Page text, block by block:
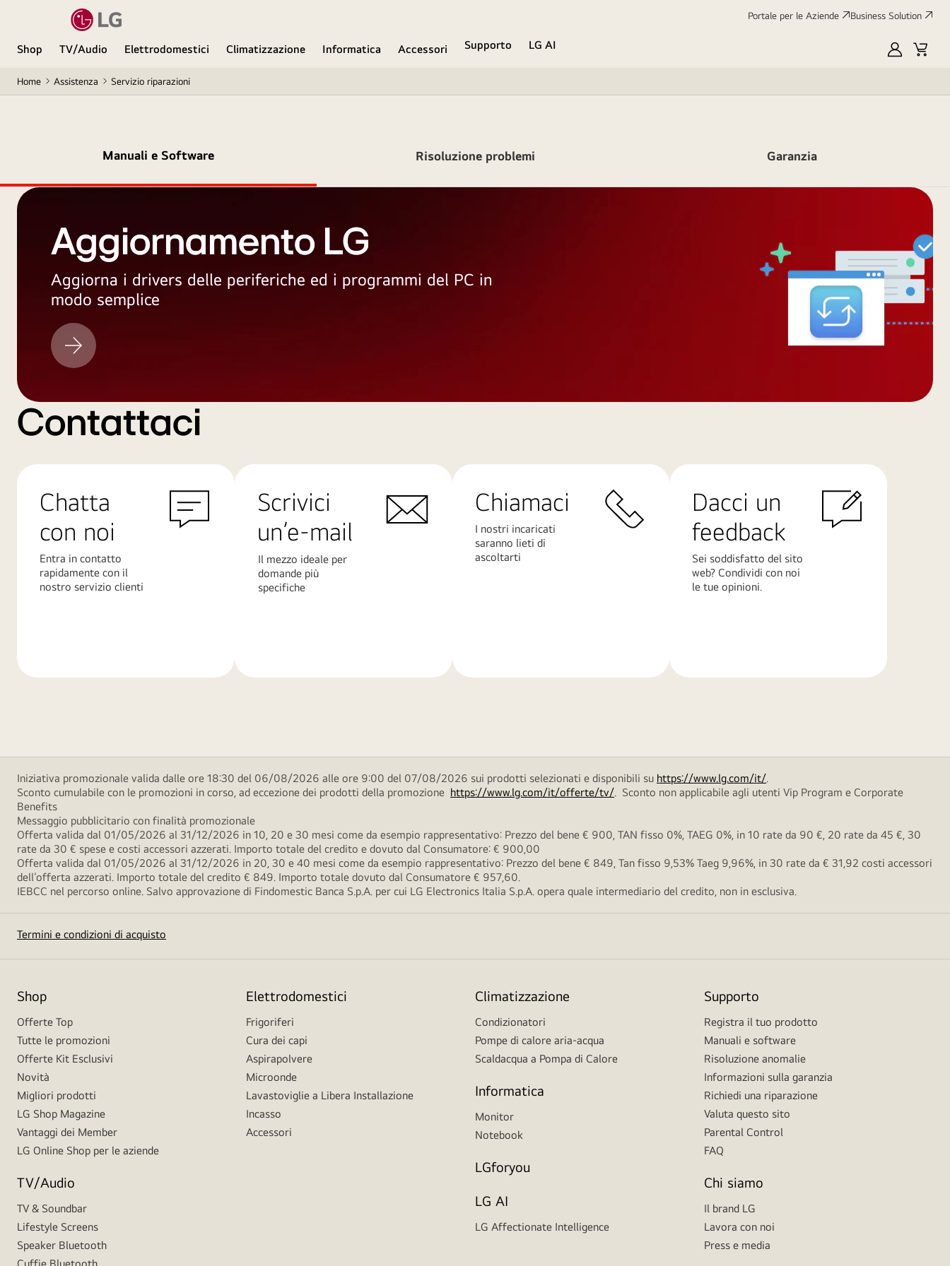
Portale per le Aziende Business Solution
Shop TV/Audio Elettrodomestici Climatizzazione Informatica Accessori Supporto
LG AI
My
Cart
Home Assistenza Servizio riparazioni
Manuali e Software Risoluzione problemi Garanzia
Aggiornamento LG
Aggiorna i drivers delle periferiche ed i programmi del PC in
modo semplice
Aggiornamento
LG
Contattaci
Chatta
con noi
Entra in contatto
rapidamente con il
nostro servizio clienti
Scrivici
un’e-mail
Il mezzo ideale per
domande più
specifiche
Chiamaci
I nostri incaricati
saranno lieti di
ascoltarti
Dacci un
feedback
Sei soddisfatto del sito
web? Condividi con noi
le tue opinioni.
Iniziativa promozionale valida dalle ore 18:30 del 06/08/2026 alle ore 9:00 del 07/08/2026 sui prodotti selezionati e disponibili su https://www.lg.com/it/.
Sconto cumulabile con le promozioni in corso, ad eccezione dei prodotti della promozione https://www.lg.com/it/offerte/tv/. Sconto non applicabile agli utenti Vip Program e Corporate
Benefits
Messaggio pubblicitario con finalità promozionale
Offerta valida dal 01/05/2026 al 31/12/2026 in 10, 20 e 30 mesi come da esempio rappresentativo: Prezzo del bene € 900, TAN fisso 0%, TAEG 0%, in 10 rate da 90 €, 20 rate da 45 €, 30
rate da 30 € spese e costi accessori azzerati. Importo totale del credito e dovuto dal Consumatore: € 900,00
Offerta valida dal 01/05/2026 al 31/12/2026 in 20, 30 e 40 mesi come da esempio rappresentativo: Prezzo del bene € 849, Tan fisso 9,53% Taeg 9,96%, in 30 rate da € 31,92 costi accessori
dell’offerta azzerati. Importo totale del credito € 849. Importo totale dovuto dal Consumatore € 957,60.
IEBCC nel percorso online. Salvo approvazione di Findomestic Banca S.p.A. per cui LG Electronics Italia S.p.A. opera quale intermediario del credito, non in esclusiva.
Termini e condizioni di acquisto
Shop
Offerte Top
Tutte le promozioni
Offerte Kit Esclusivi
Novità
Migliori prodotti
LG Shop Magazine
Vantaggi dei Member
LG Online Shop per le aziende
TV/Audio
TV & Soundbar
Lifestyle Screens
Speaker Bluetooth
Elettrodomestici
Frigoriferi
Cura dei capi
Aspirapolvere
Microonde
Lavastoviglie a Libera Installazione
Incasso
Accessori
Climatizzazione
Condizionatori
Pompe di calore aria-acqua
Scaldacqua a Pompa di Calore
Informatica
Monitor
Notebook
LGforyou
LG AI
LG Affectionate Intelligence
Supporto
Registra il tuo prodotto
Manuali e software
Risoluzione anomalie
Informazioni sulla garanzia
Richiedi una riparazione
Valuta questo sito
Parental Control
FAQ
Chi siamo
Il brand LG
Lavora con noi
Press e media